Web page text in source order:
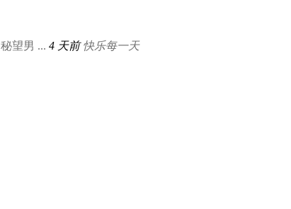
望男 ... 4 天前 快乐每一天